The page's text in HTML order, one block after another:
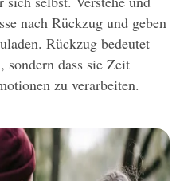
nach Rückzug und geben
Rückzug bedeutet
sondern dass sie Zeit
zu verarbeiten.